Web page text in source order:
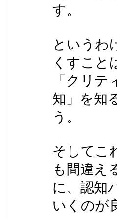
す。
というわ
くすこと
「クリ
知」を知
う。
そしてこ
も間違え
に、認知
いくのが